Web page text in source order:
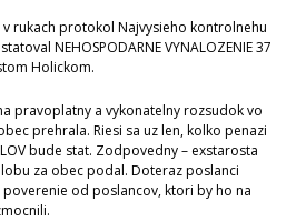
rukach protokol Najvysieho kontrolnehu
NEHOSPODARNE VYNALOZENIE 37
Holickom.
pravoplatny a vykonatelny rozsudok vo
prehrala. Riesi sa uz len, kolko penazi
bude stat. Zodpovedny – exstarosta
za obec podal. Doteraz poslanci
poverenie od poslancov, ktori by ho na